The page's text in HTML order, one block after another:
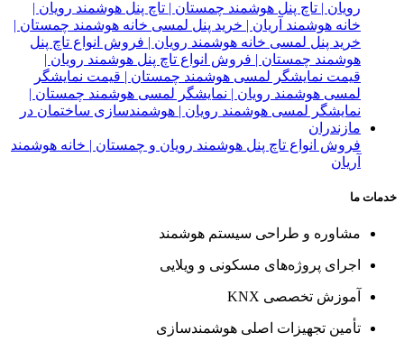
فروش انواع تاچ پنل هوشمند رویان و چمستان | خانه هوشمند
آریان
خدمات ما
مشاوره و طراحی سیستم هوشمند
اجرای پروژه‌های مسکونی و ویلایی
آموزش تخصصی KNX
تأمین تجهیزات اصلی هوشمندسازی